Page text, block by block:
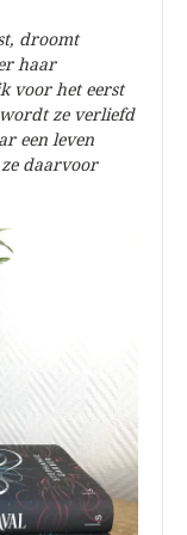
droomt
haar
voor het eerst
ze verliefd
een leven
daarvoor